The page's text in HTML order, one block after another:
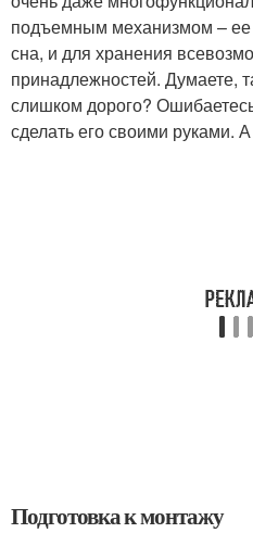
подъемным механизмом – ее
сна, и для хранения
принадлежностей. Думаете,
слишком дорого?
сделать его своими руками.
Подготовка к монтажу